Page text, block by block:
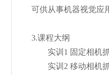
可供从事机器视觉应
3.课程大纲
实训1 固定相机
实训2 移动相机